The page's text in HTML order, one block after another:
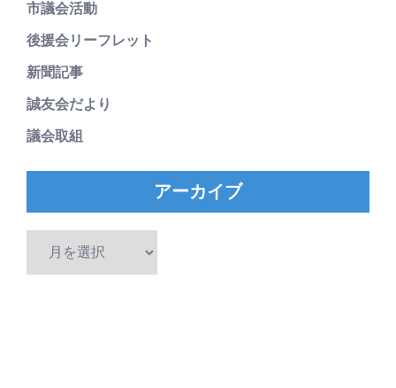
市議会活動
後援会リーフレット
新聞記事
誠友会だより
議会取組
アーカイブ